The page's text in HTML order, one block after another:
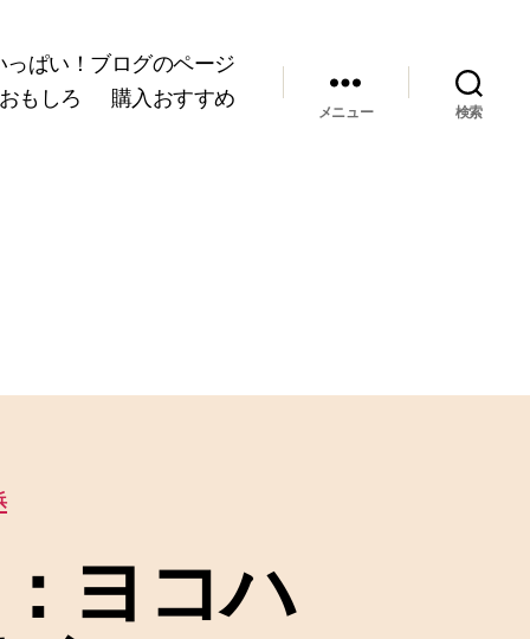
ぱい！ブログのページ
もしろ
購入おすすめ
メニュー 検索
ヨコハ